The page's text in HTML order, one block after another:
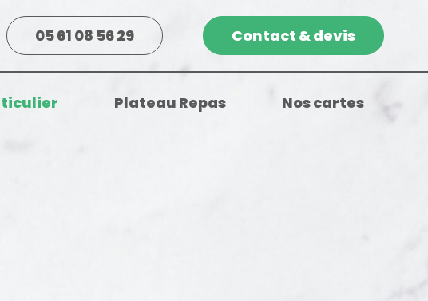
05 61 08 56 29 Contact & devis
Plateau Repas Nos cartes